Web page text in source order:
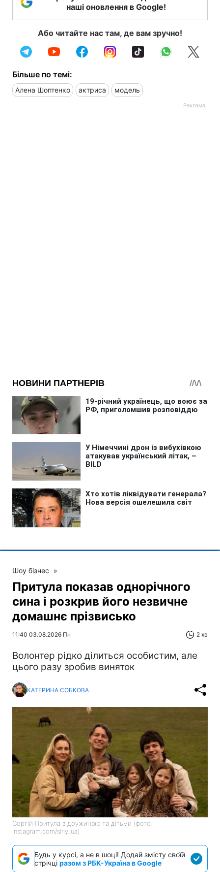
наші оновлення в Google!
Або читайте нас там, де вам зручно!
Більше по темі:
Алена Шоптенко актриса модель
Шоу бізнес »
Притула показав однорічного
сина і розкрив його незвичне
домашнє прізвисько
11:40 03.08.2026 Пн 2 хв
Волонтер рідко ділиться особистим, але
цього разу зробив виняток
КАТЕРИНА СОБКОВА
Сергій Притула з дружиною та дітьми (фото:
instagram.com/siriy_ua)
Будь у курсі, а не в шоці! Додай змісту своїй
стрічці разом з РБК-Україна в Google